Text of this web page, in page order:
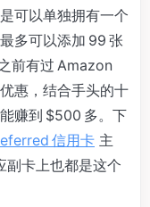
可以单独拥有一个
多可以添加 99 张
前有过 Amazon
惠，结合手头的十
赚到 $500 多。下
信用卡 主
副卡上也都是这个